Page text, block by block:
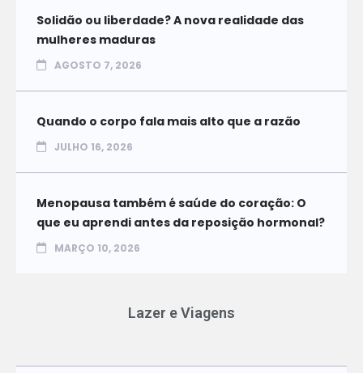
Solidão ou liberdade? A nova realidade das
mulheres maduras
AGOSTO 7, 2026
Quando o corpo fala mais alto que a razão
JULHO 16, 2026
Menopausa também é saúde do coração: O
que eu aprendi antes da reposição hormonal?
MARÇO 10, 2026
Lazer e Viagens